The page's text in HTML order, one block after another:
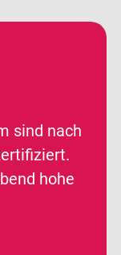
sind nach
hohe